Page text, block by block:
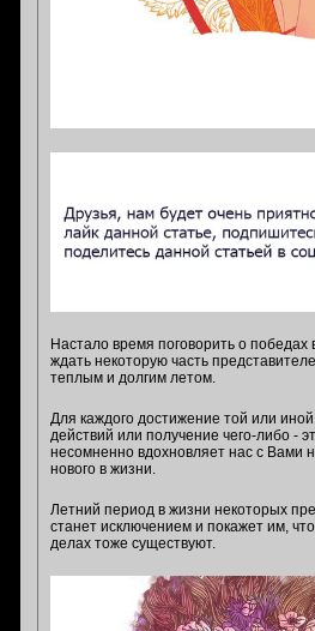
Настало время поговорить о победах
ждать некоторую часть
теплым и долгим летом.
Для каждого достижение той или
действий или получение чего-либо -
несомненно вдохновляет нас с Вами
нового в жизни.
Летний период в жизни некоторых
станет исключением и покажет им,
делах тоже существуют.